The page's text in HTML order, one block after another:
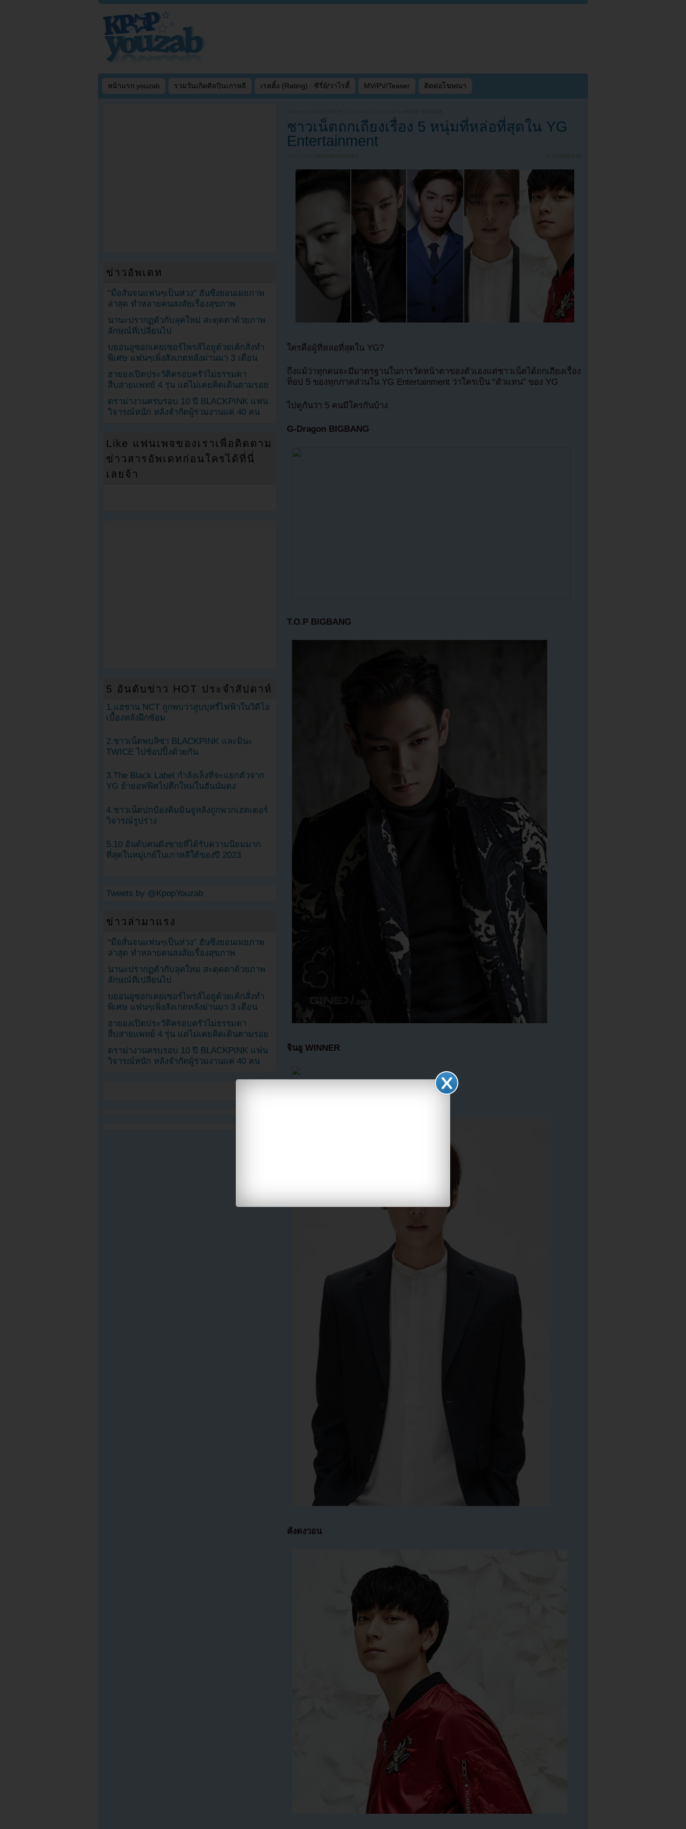
หน้าแรก youzab รวมวันเกิดศิลปินเกาหลี เรตติ้ง (Rating) : ซีรี่ย์/วาไรตี้ MV/PV/Teaser ติดต่อโฆษณา
KPOP YOUZAB
ชาวเน็ตถกเถียงเรื่อง 5 หนุ่มที่หล่อที่สุดใน YG
Entertainment
UNCATEGORIZED 3 COMMENTS
ใครคือผู้ที่หลอที่สุดใน YG?
ถึงแม้ว่าทุกคนจะมีมาตรฐานในการวัดหน้าตาของตัวเองแต่ชาวเน็ตได้ถกเถียงเรื่อง
ท็อป 5 ของทุกภาคส่วนใน YG Entertainment ว่าใครเป็น “ตัวแทน” ของ YG
ไปดูกันว่า 5 คนมีใครกันบ้าง
G-Dragon BIGBANG
T.O.P BIGBANG
จินอู WINNER
คังดงวอน
ข่าวอัพเดท
“มือสั่นจนแฟนๆเป็นห่วง” ฮันซึงยอนเผยภาพ
ล่าสุด ทำหลายคนสงสัยเรื่องสุขภาพ
นานะปรากฏตัวกับลุคใหม่ สะดุดตาด้วยภาพ
ลักษณ์ที่เปลี่ยนไป
บยอนอูซอกเคยเซอร์ไพรส์ไอยูด้วยเค้กสั่งทำ
พิเศษ แฟนๆเพิ่งสังเกตหลังผ่านมา 3 เดือน
ฮายองเปิดประวัติครอบครัวไม่ธรรมดา
สืบสายแพทย์ 4 รุ่น แต่ไม่เคยคิดเดินตามรอย
ดราม่างานครบรอบ 10 ปี BLACKPINK แฟน
วิจารณ์หนัก หลังจำกัดผู้ร่วมงานแค่ 40 คน
Like แฟนเพจของเราเพื่อติดตาม
ข่าวสารอัพเดทก่อนใครได้ที่นี่
เลยจ้า
5 อันดับข่าว HOT ประจำสัปดาห์
1.แฮชาน NCT ถูกพบว่าสูบบุหรี่ไฟฟ้าในวิดีโอ
เบื้องหลังฝึกซ้อม
2.ชาวเน็ตพบลิซ่า BLACKPINK และมินะ
TWICE ไปช้อปปิ้งด้วยกัน
3.The Black Label กำลังเล็งที่จะแยกตัวจาก
YG ย้ายอฟฟิศไปตึกใหม่ในฮันนัมดง
4.ชาวเน็ตปกป้องคิมมินจูหลังถูกพวกเฮดเตอร์
วิจารณ์รูปร่าง
5.10 อันดับคนดังชายที่ได้รับความนิยมมาก
ที่สุดในหมู่เกย์ในเกาหลีใต้ของปี 2023
Tweets by @KpopYouzab
ข่าวล่ามาแรง
“มือสั่นจนแฟนๆเป็นห่วง” ฮันซึงยอนเผยภาพ
ล่าสุด ทำหลายคนสงสัยเรื่องสุขภาพ
นานะปรากฏตัวกับลุคใหม่ สะดุดตาด้วยภาพ
ลักษณ์ที่เปลี่ยนไป
บยอนอูซอกเคยเซอร์ไพรส์ไอยูด้วยเค้กสั่งทำ
พิเศษ แฟนๆเพิ่งสังเกตหลังผ่านมา 3 เดือน
ฮายองเปิดประวัติครอบครัวไม่ธรรมดา
สืบสายแพทย์ 4 รุ่น แต่ไม่เคยคิดเดินตามรอย
ดราม่างานครบรอบ 10 ปี BLACKPINK แฟน
วิจารณ์หนัก หลังจำกัดผู้ร่วมงานแค่ 40 คน